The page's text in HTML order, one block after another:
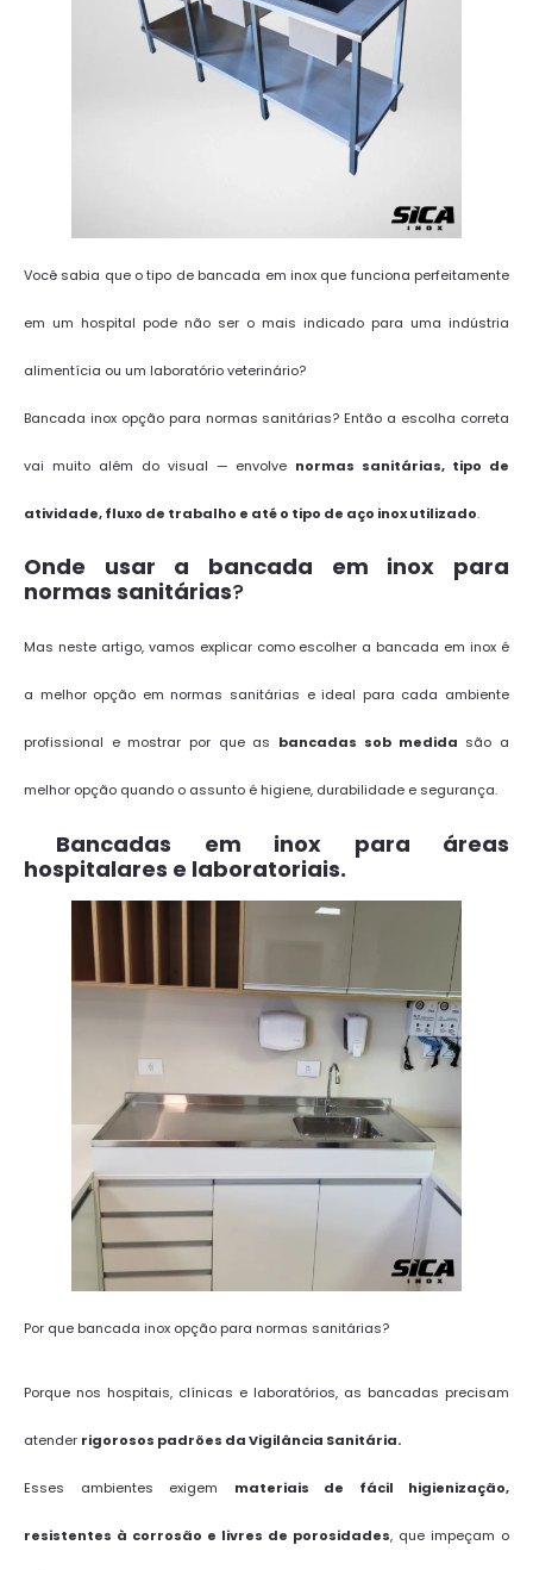
Você sabia que o tipo de bancada em inox que funciona perfeitamente
em um hospital pode não ser o mais indicado para uma indústria
alimentícia ou um laboratório veterinário?
Bancada inox opção para normas sanitárias? Então a escolha correta
vai muito além do visual — envolve normas sanitárias, tipo de
atividade, fluxo de trabalho e até o tipo de aço inox utilizado.
Onde usar a bancada em inox para
normas sanitárias?
Mas neste artigo, vamos explicar como escolher a bancada em inox é
a melhor opção em normas sanitárias e ideal para cada ambiente
profissional e mostrar por que as bancadas sob medida são a
melhor opção quando o assunto é higiene, durabilidade e segurança.
Bancadas em inox para áreas
hospitalares e laboratoriais.
Por que bancada inox opção para normas sanitárias?
Porque nos hospitais, clínicas e laboratórios, as bancadas precisam
atender rigorosos padrões da Vigilância Sanitária.
Esses ambientes exigem materiais de fácil higienização,
resistentes à corrosão e livres de porosidades, que impeçam o